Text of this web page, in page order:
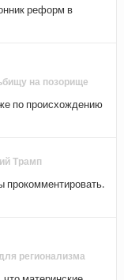
реформ в
на позорище
по происхождению
Трамп
прокомментировать.
регионализма